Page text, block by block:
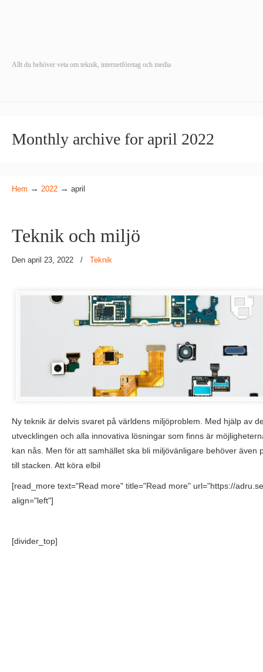
Allt du behöver veta om teknik, internetföretag och media
Monthly archive for april 2022
Hem → 2022 → april
Teknik och miljö
Den april 23, 2022 / Teknik
Ny teknik är delvis svaret på världens miljöproblem. Med hjälp av
utvecklingen och alla innovativa lösningar som finns är
kan nås. Men för att samhället ska bli miljövänligare behöver även
till stacken. Att köra elbil
[read_more text="Read more" title="Read more" url="https://
align="left"]
[divider_top]